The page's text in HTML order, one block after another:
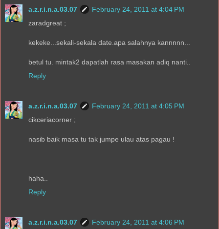
a.z.r.i.n.a.03.07
February 24, 2011 at 4:04 PM
zaradgreat ;
kekeke...sekali-sekala date.apa salahnya kannnnn...
betul tu. mintak2 dapatlah rasa masakan adiq nanti..
Reply
a.z.r.i.n.a.03.07
February 24, 2011 at 4:05 PM
cikceriacorner ;
nasib baik masa tu tak jumpe ulau atas pagau !
haha..
Reply
a.z.r.i.n.a.03.07
February 24, 2011 at 4:06 PM